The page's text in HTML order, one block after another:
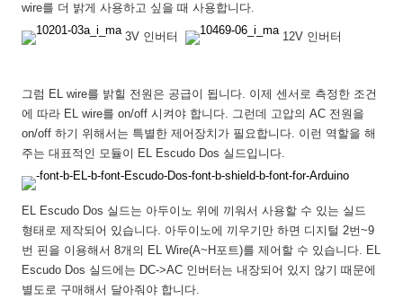
wire를 더 밝게 사용하고 싶을 때 사용합니다.
3V 인버터 12V 인버터
그럼 EL wire를 밝힐 전원은 공급이 됩니다. 이제 센서로 측정한 조건
에 따라 EL wire를 on/off 시켜야 합니다. 그런데 고압의 AC 전원을
on/off 하기 위해서는 특별한 제어장치가 필요합니다. 이런 역할을 해
주는 대표적인 모듈이 EL Escudo Dos 실드입니다.
EL Escudo Dos 실드는 아두이노 위에 끼워서 사용할 수 있는 실드
형태로 제작되어 있습니다. 아두이노에 끼우기만 하면 디지털 2번~9
번 핀을 이용해서 8개의 EL Wire(A~H포트)를 제어할 수 있습니다. EL
Escudo Dos 실드에는 DC->AC 인버터는 내장되어 있지 않기 때문에
별도로 구매해서 달아줘야 합니다.